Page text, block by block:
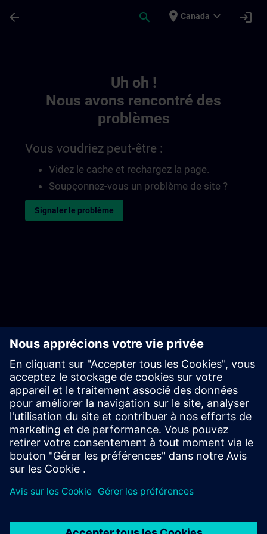
arrow_back search place Canada expand_more login
Uh oh !
Nous avons rencontré des
problèmes
Vous voudriez peut-être :
Videz le cache et rechargez la page.
Soupçonnez-vous un problème de site ?
Signaler le problème